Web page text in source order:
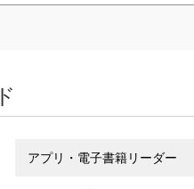
アプリ・電子書籍リーダー